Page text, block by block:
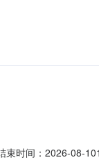
集团项目地点：余
服务金额：下限：
时间：2026-08-